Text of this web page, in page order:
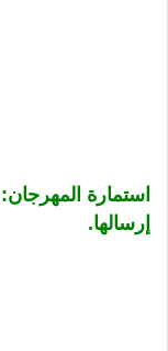
استمارة
إرسالها.